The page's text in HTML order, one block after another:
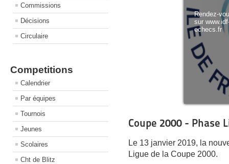
Commissions
Décisions
Circulaire
Competitions
Calendrier
Par équipes
Tournois
Jeunes
Scolaires
Cht de Blitz
Rendez-
sur
echecs.fr
Coupe 2000 - Phase
Le 13 janvier 2019, la
Ligue de la Coupe 2000.